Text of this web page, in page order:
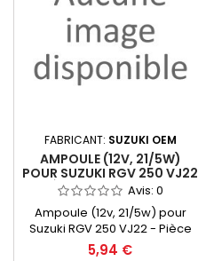
FABRICANT: SUZUKI OEM
AMPOULE (12V, 21/5W)
POUR SUZUKI RGV 250 VJ22
- PIÈCE D'ORIGINE SUZUKI
OEM
Avis:0
Ampoule (12v, 21/5w) pour
Suzuki RGV 250 VJ22 - Pièce
d'origine SUZUKI OEM
5,94 €